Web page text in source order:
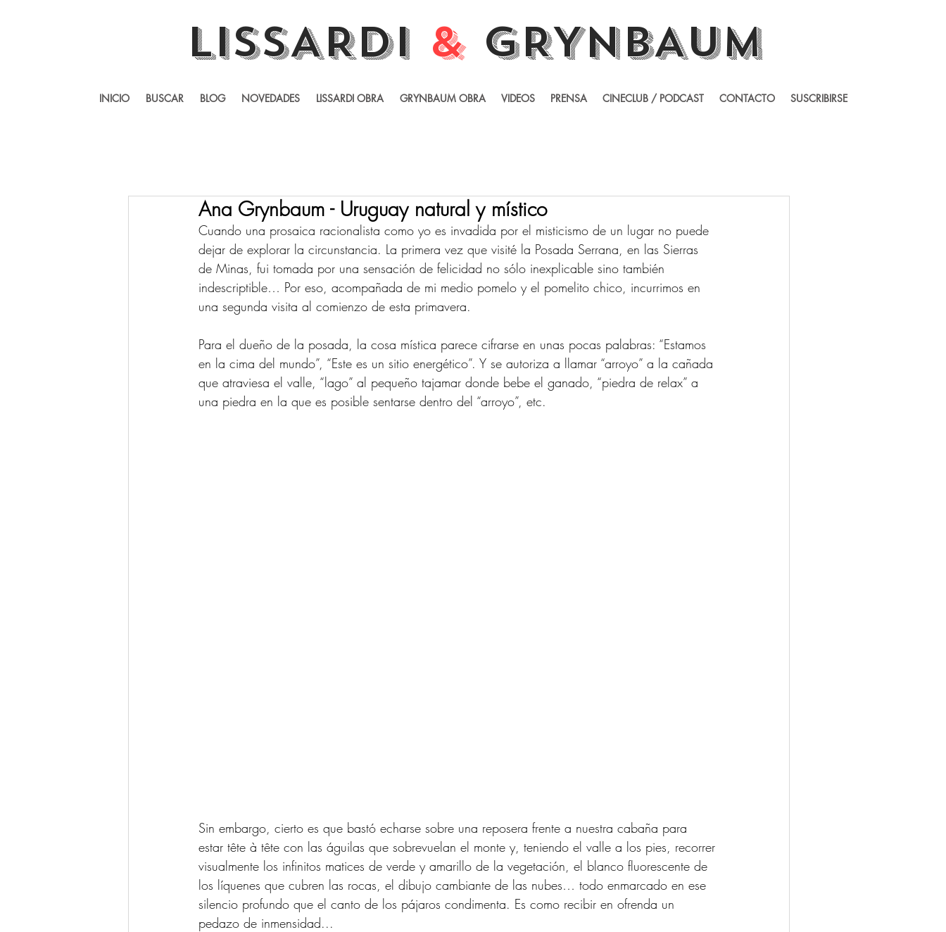
LISSARDI &GRYNBAUM
INICIO BUSCAR BLOG NOVEDADES LISSARDI OBRA GRYNBAUM OBRA VIDEOS PRENSA CINECLUB / PODCAST CONTACTO SUSCRIBIRSE
Ana Grynbaum - Uruguay natural y místico
Cuando una prosaica racionalista como yo es invadida por el misticismo de un lugar no puede
dejar de explorar la circunstancia. La primera vez que visité la Posada Serrana, en las Sierras
de Minas, fui tomada por una sensación de felicidad no sólo inexplicable sino también
indescriptible… Por eso, acompañada de mi medio pomelo y el pomelito chico, incurrimos en
una segunda visita al comienzo de esta primavera.
Para el dueño de la posada, la cosa mística parece cifrarse en unas pocas palabras: “Estamos
en la cima del mundo”, “Este es un sitio energético”. Y se autoriza a llamar “arroyo” a la cañada
que atraviesa el valle, “lago” al pequeño tajamar donde bebe el ganado, “piedra de relax” a
una piedra en la que es posible sentarse dentro del “arroyo”, etc.
Sin embargo, cierto es que bastó echarse sobre una reposera frente a nuestra cabaña para
estar tête à tête con las águilas que sobrevuelan el monte y, teniendo el valle a los pies, recorrer
visualmente los infinitos matices de verde y amarillo de la vegetación, el blanco fluorescente de
los líquenes que cubren las rocas, el dibujo cambiante de las nubes… todo enmarcado en ese
silencio profundo que el canto de los pájaros condimenta. Es como recibir en ofrenda un
pedazo de inmensidad...